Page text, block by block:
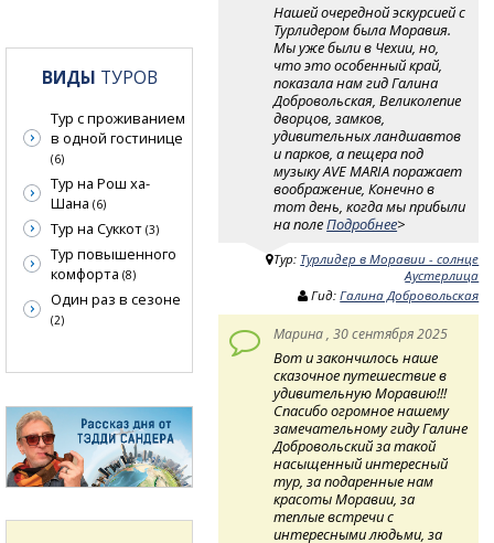
Нашей очередной эскурсией с
Турлидером была Моравия.
Мы уже были в Чехии, но,
что это особенный край,
показала нам гид Галина
Добровольская, Великолепие
дворцов, замков,
удивительных ландшавтов
и парков, а пещера под
музыку AVE MARIA поражает
воображение, Конечно в
тот день, когда мы прибыли
на полеПодробнее>
Тур: Турлидер в Моравии - солнце
Аустерлица
Гид:Галина Добровольская
Марина , 30 сентября 2025
Вот и закончилось наше
сказочное путешествие в
удивительную Моравию!!!
Спасибо огромное нашему
замечательному гиду Галине
Добровольский за такой
насыщенный интересный
тур, за подаренные нам
красоты Моравии, за
теплые встречи с
интересными людьми, за
ВИДЫ ТУРОВ
Тур с проживанием
в одной гостинице
(6)
Тур на Рош ха-
Шана (6)
Тур на Суккот (3)
Тур повышенного
комфорта (8)
Один раз в сезоне
(2)